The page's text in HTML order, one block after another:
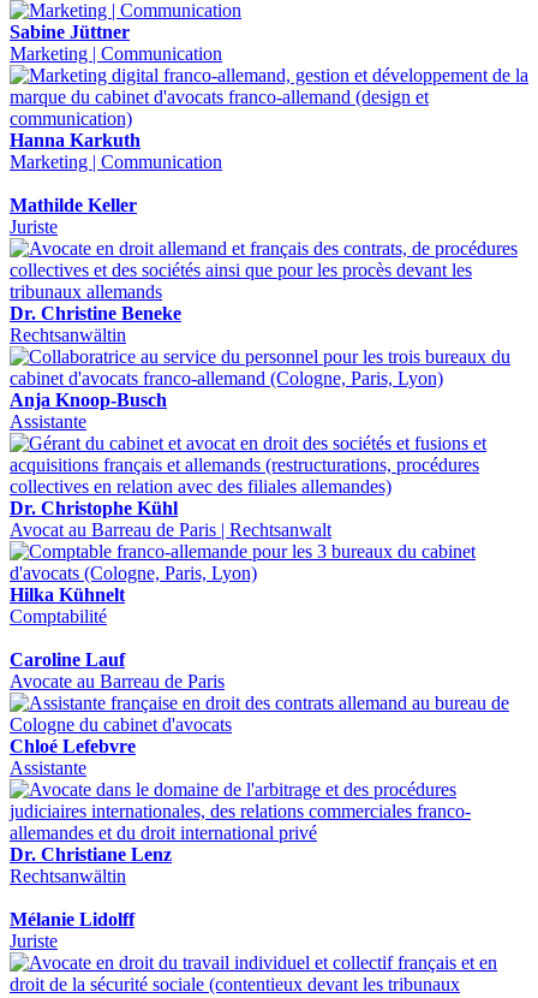
Sabine Jüttner
Marketing | Communication
Hanna Karkuth
Marketing | Communication
Mathilde Keller
Juriste
Dr. Christine Beneke
Rechtsanwältin
Anja Knoop-Busch
Assistante
Dr. Christophe Kühl
Avocat au Barreau de Paris | Rechtsanwalt
Hilka Kühnelt
Comptabilité
Caroline Lauf
Avocate au Barreau de Paris
Chloé Lefebvre
Assistante
Dr. Christiane Lenz
Rechtsanwältin
Mélanie Lidolff
Juriste